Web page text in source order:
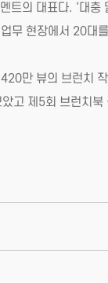
트의 대표다. ‘대
무 현장에서 20대
만 뷰의 브런치 작
고 제5회 브런치북